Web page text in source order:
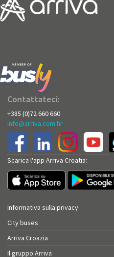
Contattateci:
+385 (0)72 660 660
info@arriva.com.hr
Scarica l'app Arriva Croatia:
Informativa sulla privacy
City buses
Arriva Croazia
Il gruppo Arriva